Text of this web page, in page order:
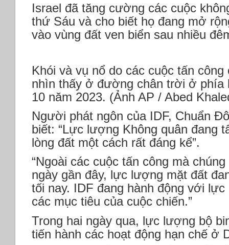
Israel đã tăng cường các cuộc
thứ Sáu và cho biết họ đang mở
vào vùng đất ven biển sau nhiều
Khói và vụ nổ do các cuộc tấn
nhìn thấy ở đường chân trời ở phía
10 năm 2023. (Ảnh AP / Abed
Người phát ngôn của IDF, Chuẩn
biết: “Lực lượng Không quân đang
lòng đất một cách rất đáng kể”.
“Ngoài các cuộc tấn công mà
ngày gần đây, lực lượng mặt đất
tối nay. IDF đang hành động với
các mục tiêu của cuộc chiến.”
Trong hai ngày qua, lực lượng bộ
tiến hành các hoạt động hạn chế ở